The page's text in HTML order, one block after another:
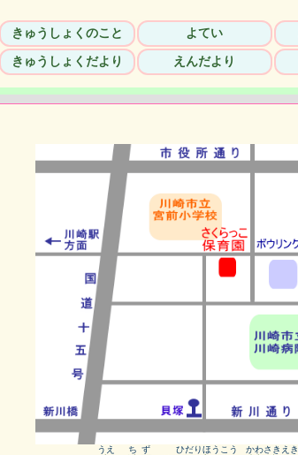
きゅうしょくのこと よてい
きゅうしょくだより えんだより
うえ ちず ひだりほうこう かわさき えき